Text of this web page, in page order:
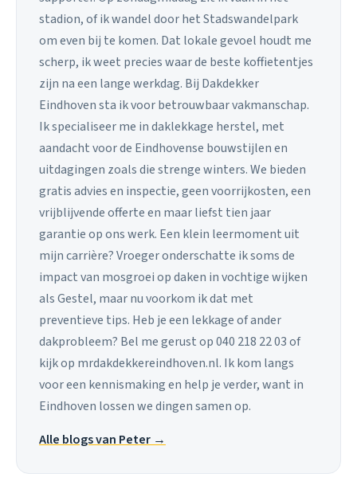
stadion, of ik wandel door het Stadswandelpark
om even bij te komen. Dat lokale gevoel houdt me
scherp, ik weet precies waar de beste koffietentjes
zijn na een lange werkdag. Bij Dakdekker
Eindhoven sta ik voor betrouwbaar vakmanschap.
Ik specialiseer me in daklekkage herstel, met
aandacht voor de Eindhovense bouwstijlen en
uitdagingen zoals die strenge winters. We bieden
gratis advies en inspectie, geen voorrijkosten, een
vrijblijvende offerte en maar liefst tien jaar
garantie op ons werk. Een klein leermoment uit
mijn carrière? Vroeger onderschatte ik soms de
impact van mosgroei op daken in vochtige wijken
als Gestel, maar nu voorkom ik dat met
preventieve tips. Heb je een lekkage of ander
dakprobleem? Bel me gerust op 040 218 22 03 of
kijk op mrdakdekkereindhoven.nl. Ik kom langs
voor een kennismaking en help je verder, want in
Eindhoven lossen we dingen samen op.
Alle blogs van Peter →